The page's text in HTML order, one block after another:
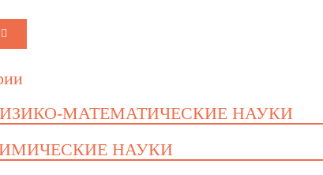
МАТЕМАТИЧЕСКИЕ НАУКИ
НАУКИ